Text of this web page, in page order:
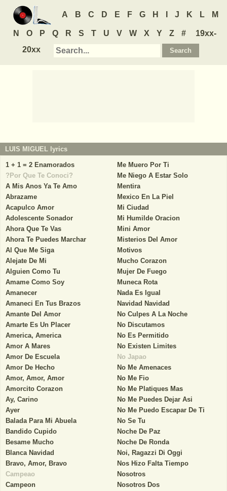
A B C D E F G H J K L M
N O P Q R S T U V W X Y Z #
19xx-
20xx
LUIS MIGUEL lyrics
1 + 1 = 2 Enamorados
?Por Que Te Conoci?
A Mis Anos Ya Te Amo
Abrazame
Acapulco Amor
Adolescente Sonador
Ahora Que Te Vas
Ahora Te Puedes Marchar
Al Que Me Siga
Alejate De Mi
Alguien Como Tu
Amame Como Soy
Amanecer
Amaneci En Tus Brazos
Amante Del Amor
Amarte Es Un Placer
America, America
Amor A Mares
Amor De Escuela
Amor De Hecho
Amor, Amor, Amor
Amorcito Corazon
Ay, Carino
Ayer
Balada Para Mi Abuela
Bandido Cupido
Besame Mucho
Blanca Navidad
Bravo, Amor, Bravo
Campeao
Campeon
Me Muero Por Ti
Me Niego A Estar Solo
Mentira
Mexico En La Piel
Mi Ciudad
Mi Humilde Oracion
Mini Amor
Misterios Del Amor
Motivos
Mucho Corazon
Mujer De Fuego
Muneca Rota
Nada Es Igual
Navidad Navidad
No Culpes A La Noche
No Discutamos
No Es Permitido
No Existen Limites
No Japao
No Me Amenaces
No Me Fio
No Me Platiques Mas
No Me Puedes Dejar Asi
No Me Puedo Escapar De Ti
No Se Tu
Noche De Paz
Noche De Ronda
Noi, Ragazzi Di Oggi
Nos Hizo Falta Tiempo
Nosotros
Nosotros Dos